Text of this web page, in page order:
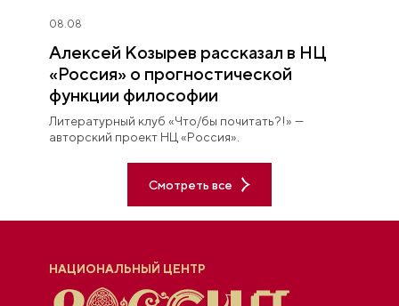
08.08
Алексей Козырев рассказал в НЦ
«Россия» о прогностической
функции философии
Литературный клуб «Что/бы почитать?!» —
авторский проект НЦ «Россия».
Смотреть все
НАЦИОНАЛЬНЫЙ ЦЕНТР